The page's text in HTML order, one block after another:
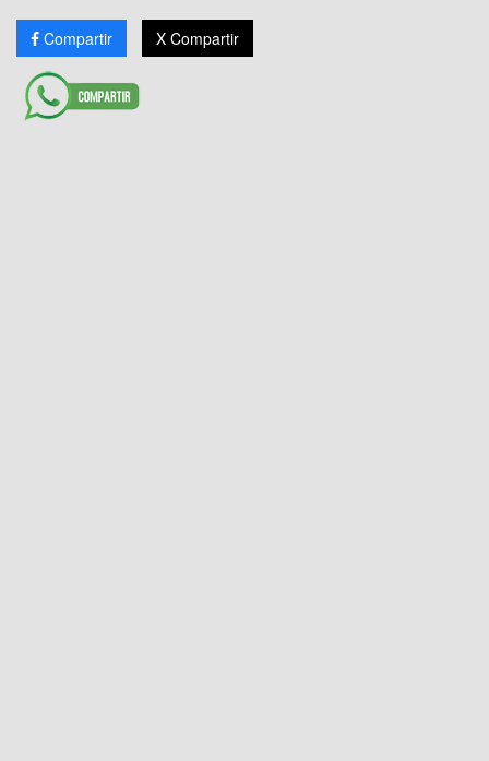
Compartir X Compartir